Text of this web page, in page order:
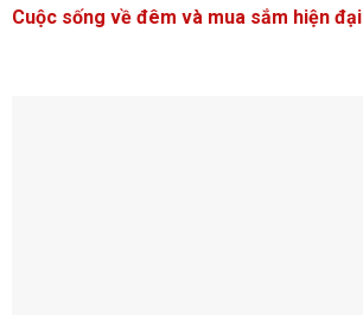
Cuộc sống về đêm và mua sắm hiện đại